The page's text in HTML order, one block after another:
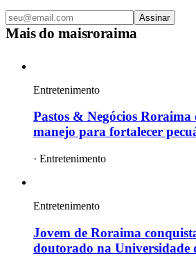
Assinar
Mais do maisroraima
Entretenimento
Pastos & Negócios Roraima
manejo para fortalecer
· Entretenimento
Entretenimento
Jovem de Roraima
doutorado na Universidade